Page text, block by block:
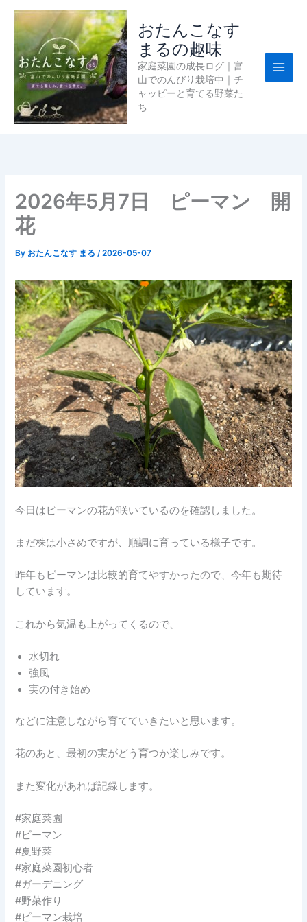
おたんこなす
まるの趣味
家庭菜園の成長ログ｜富
山でのんびり栽培中｜チ
ャッピーと育てる野菜た
ち
2026年5月7日 ピーマン 開
花
By おたんこなす まる/2026-05-07
今日はピーマンの花が咲いているのを確認しました。
まだ株は小さめですが、順調に育っている様子です。
昨年もピーマンは比較的育てやすかったので、今年も期待
しています。
これから気温も上がってくるので、
水切れ
強風
実の付き始め
などに注意しながら育てていきたいと思います。
花のあと、最初の実がどう育つか楽しみです。
また変化があれば記録します。
#家庭菜園
#ピーマン
#夏野菜
#家庭菜園初心者
#ガーデニング
#野菜作り
#ピーマン栽培